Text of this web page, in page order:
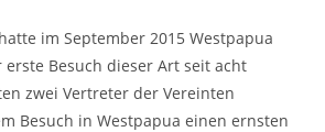
im September 2015 Westpapua
erste Besuch dieser Art seit acht
zwei Vertreter der Vereinten
Besuch in Westpapua einen ernsten